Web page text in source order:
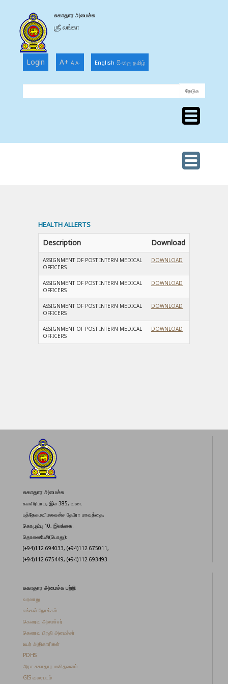
சுகாதார அமைச்சு
ஶ்ரீ லங்கா
Login A+ A A- English සිංහල தமிழ்
HEALTH
HEALTH ALLERTS
Description Download
ASSIGNMENT OF POST INTERN MEDICAL
OFFICERS
DOWNLOAD
ASSIGNMENT OF POST INTERN MEDICAL
OFFICERS
DOWNLOAD
ASSIGNMENT OF POST INTERN MEDICAL
OFFICERS
DOWNLOAD
ASSIGNMENT OF POST INTERN MEDICAL
OFFICERS
DOWNLOAD
சுகாதார அமைச்சு
சுவசிரிபாய, இல 385, வண.
பத்தேகமவிமலவன்ச தேரோ மாவத்தை,
கொழும்பு 10, இலங்கை.
தொலைபேசி(பொது):
(+94)112 694033, (+94)112 675011,
(+94)112 675449, (+94)112 693493
சுகாதார அமைச்சு பற்றி
வரலாறு
எங்கள் நோக்கம்
கௌரவ அமைச்சர்
கௌரவ பிரதி அமைச்சர்
உயர் அதிகாரிகள்
PDHS
அரச சுகாதார மனிதவளம்
GIS வரைபடம்